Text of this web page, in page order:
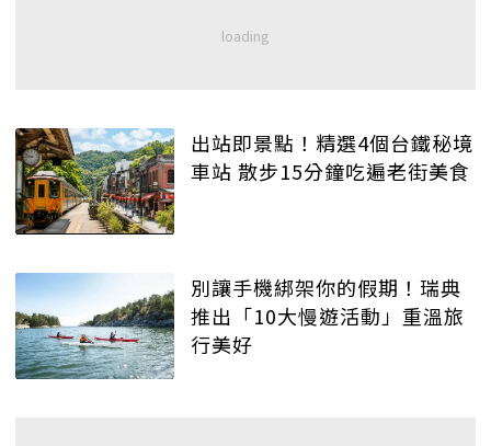
出站即景點！精選4個台鐵秘境
車站 散步15分鐘吃遍老街美食
別讓手機綁架你的假期！瑞典
推出「10大慢遊活動」重溫旅
行美好